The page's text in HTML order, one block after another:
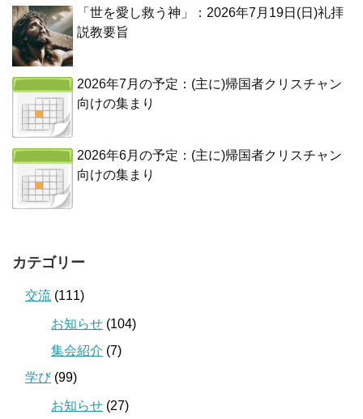
「世を愛し救う神」：2026年7月19日(日)礼拝
説教要旨
2026年7月の予定：(主に)帰国者クリスチャン
向けの集まり
2026年6月の予定：(主に)帰国者クリスチャン
向けの集まり
カテゴリー
交流 (111)
お知らせ (104)
集会紹介 (7)
学び(99)
お知らせ (27)